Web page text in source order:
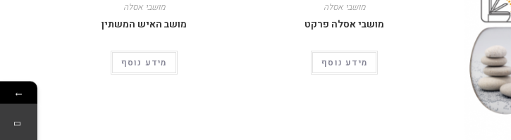
מושבי אסלה
מושבי אסלה פרקט
מידע נוסף
מושבי אסלה
מושב האיש המשתין
מידע נוסף
←